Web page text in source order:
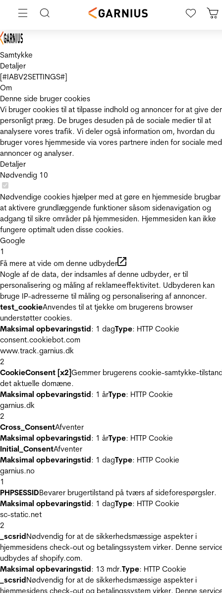
Samtykke
Detaljer
[#IABV2SETTINGS#]
Om
Denne side bruger cookies
Vi bruger cookies til at tilpasse indhold og annoncer for at give
personligt præg. De bruges desuden på de sociale medier til at
analysere vores trafik. Vi deler også information om, hvordan du
bruger vores hjemmeside via vores partnere inden for sociale
annoncer og analyser.
Detaljer
Nødvendig 10
Nødvendige cookies hjælper med at gøre en hjemmeside
at aktivere grundlæggende funktioner såsom sidenavigation og
adgang til sikre områder på hjemmesiden. Hjemmesiden kan ikke
fungere optimalt uden disse cookies.
Google
1
Få mere at vide om denne udbyder
Nogle af de data, der indsamles af denne udbyder, er til
personalisering og måling af reklameeffektivitet. Udbyderen kan
bruge IP-adresserne til måling og personalisering af annoncer.
test_cookieAnvendes til at tjekke om brugerens browser
understøtter cookies.
Maksimal opbevaringstid: 1 dagType: HTTP Cookie
consent.cookiebot.com
www.track.garnius.dk
2
CookieConsent [x2]Gemmer brugerens cookie-samtykke-
det aktuelle domæne.
Maksimal opbevaringstid: 1 årType: HTTP Cookie
garnius.dk
2
Cross_ConsentAfventer
Maksimal opbevaringstid: 1 årType: HTTP Cookie
Initial_ConsentAfventer
Maksimal opbevaringstid: 1 dagType: HTTP Cookie
garnius.no
1
PHPSESSIDBevarer brugertilstand på tværs af sideforespørgsler.
Maksimal opbevaringstid: 1 dagType: HTTP Cookie
sc-static.net
2
_scsridNødvendig for at de sikkerhedsmæssige aspekter i
hjemmesidens check-out og betalingssystem virker. Denne
udbydes af shopify.com.
Maksimal opbevaringstid: 13 mdr.Type: HTTP Cookie
_scsridNødvendig for at de sikkerhedsmæssige aspekter i
hjemmesidens check-out og betalingssystem virker. Denne